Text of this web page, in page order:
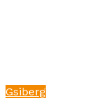
Gsiberg